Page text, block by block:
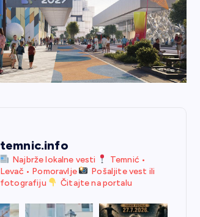
temnic.info
Najbrže lokalne vesti
Temnić •
Levač • Pomoravlje
Pošaljite vest ili
fotografiju
Čitajte na portalu